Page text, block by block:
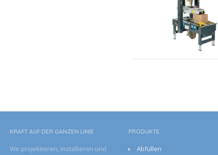
KRAFT AUF DER GANZEN­ LINIE
Wir projektieren, installieren und
PRODUKTE
Abfüllen